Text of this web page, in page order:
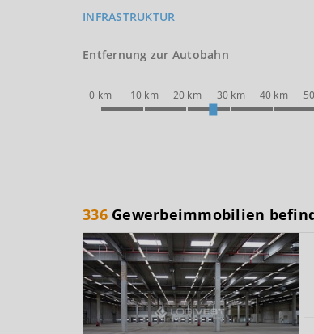
INFRASTRUKTUR
Entfernung zur Autobahn
0 km 10 km 20 km 30 km 40 km
336Gewerbeimmobilien